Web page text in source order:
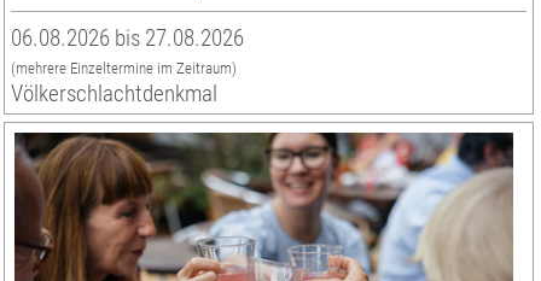
06.08.2026 bis 27.08.2026
(mehrere Einzeltermine im Zeitraum)
Völkerschlachtdenkmal